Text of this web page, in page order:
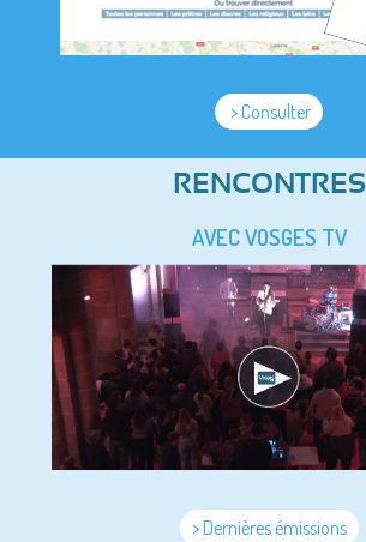
> Consulter
RENCONTRES
AVEC VOSGES TV
> Dernières émissions